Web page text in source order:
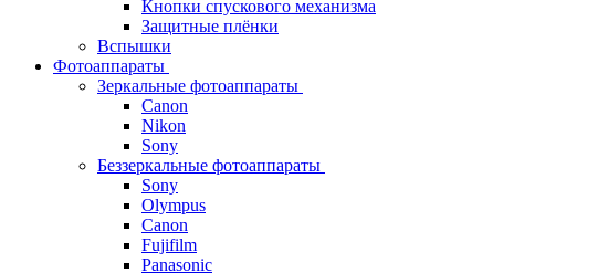
Кнопки спускового механизма
Защитные плёнки
Вспышки
Фотоаппараты
Зеркальные фотоаппараты
Canon
Nikon
Sony
Беззеркальные фотоаппараты
Sony
Olympus
Canon
Fujifilm
Panasonic